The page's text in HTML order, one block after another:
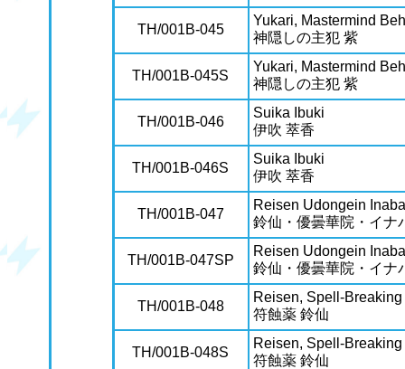
TH/001B-045
Yukari, Mastermind
神隠しの主犯 紫
TH/001B-045S
Yukari, Mastermind
神隠しの主犯 紫
TH/001B-046
Suika Ibuki
伊吹 萃香
TH/001B-046S
Suika Ibuki
伊吹 萃香
TH/001B-047
Reisen Udongein
鈴仙・優曇華院・イナ
TH/001B-047SP
Reisen Udongein
鈴仙・優曇華院・イナ
TH/001B-048
Reisen, Spell-
符蝕薬 鈴仙
TH/001B-048S
Reisen, Spell-
符蝕薬 鈴仙